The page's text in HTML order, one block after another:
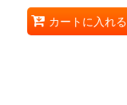
カートに入れる